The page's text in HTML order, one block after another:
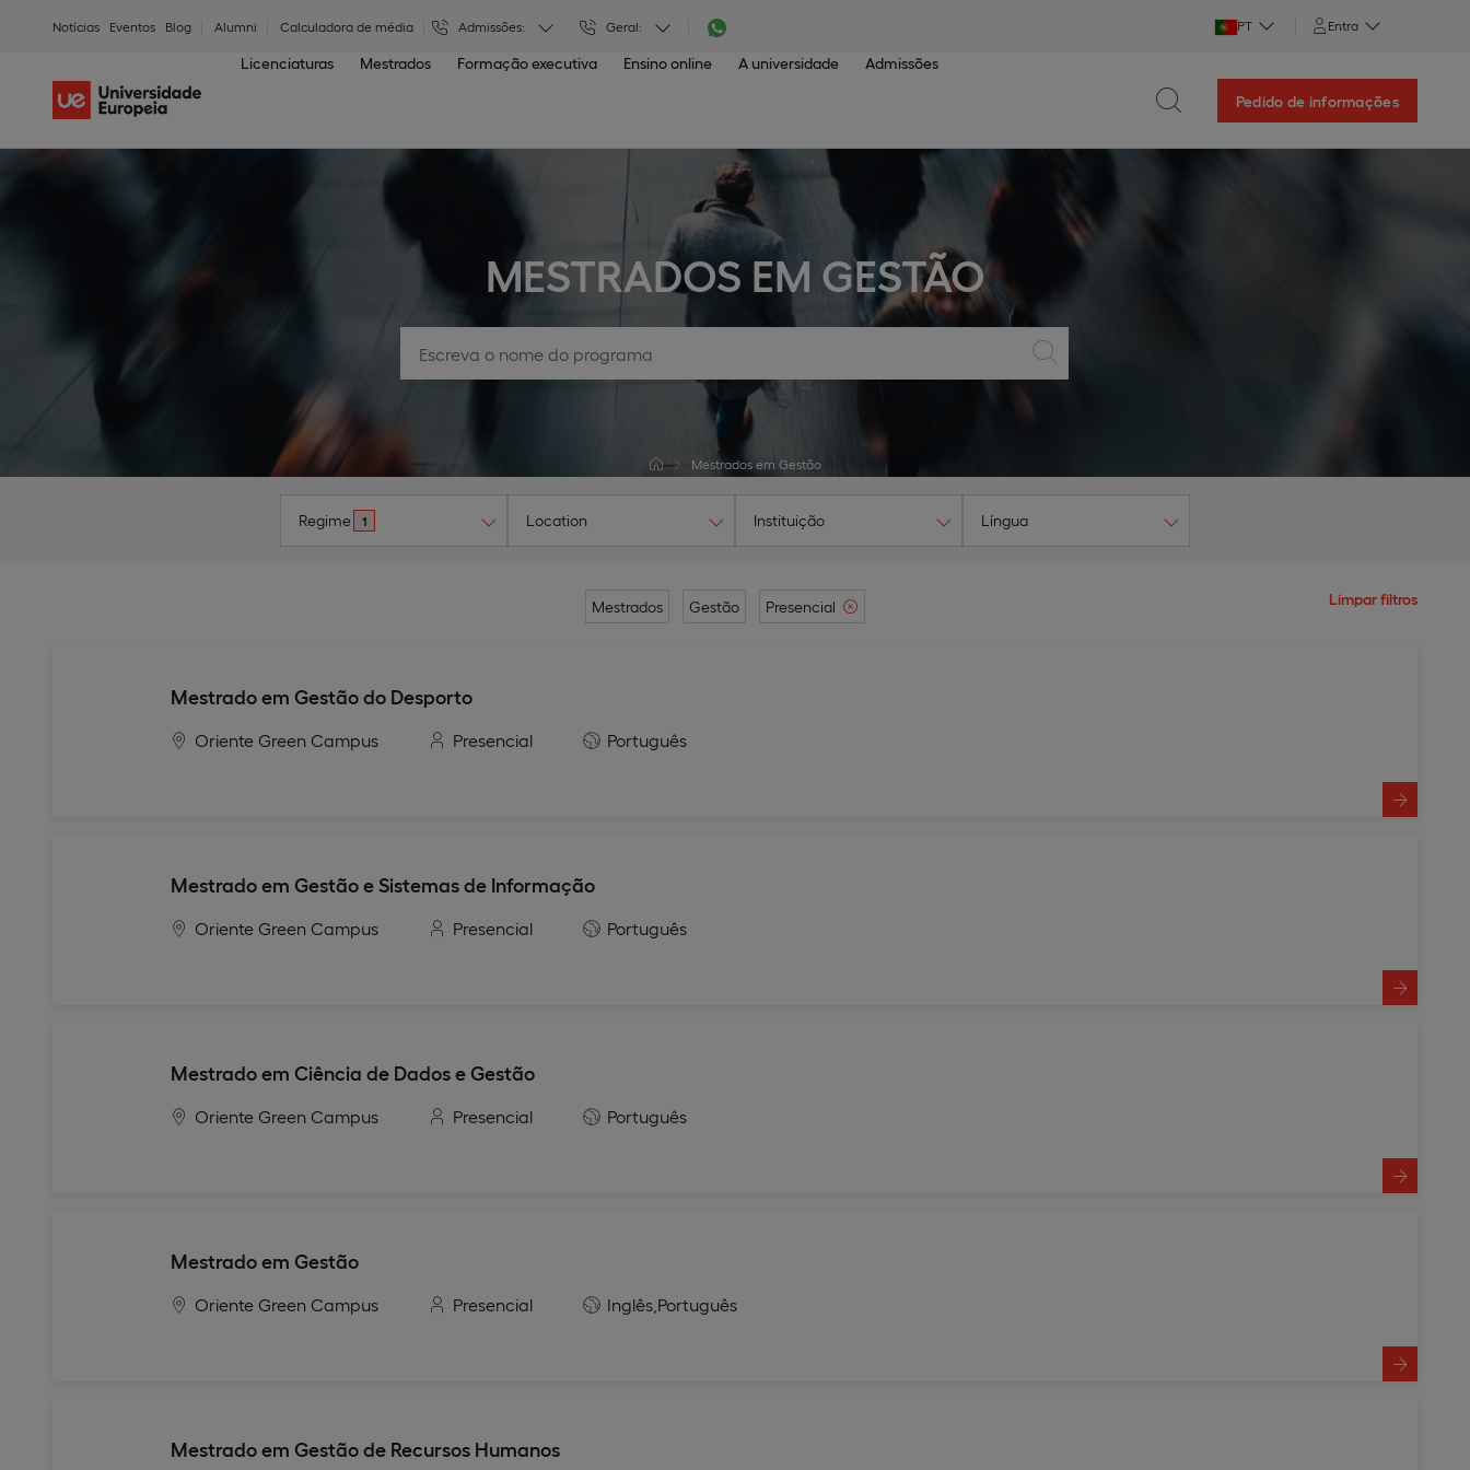
Notícias Eventos Blog Alumni Calculadora de média Admissões: Geral: PT Entra
Licenciaturas Mestrados Formação executiva Ensino online A universidade Admissões
Pedido de informações
MESTRADOS EM GESTÃO
Mestrados em Gestão
Regime 1 Location Instituição Língua
Mestrados Gestão Presencial Limpar filtros
Mestrado em Gestão do Desporto
Oriente Green Campus Presencial Português
Mestrado em Gestão e Sistemas de Informação
Oriente Green Campus Presencial Português
Mestrado em Ciência de Dados e Gestão
Oriente Green Campus Presencial Português
Mestrado em Gestão
Oriente Green Campus Presencial Inglês, Português
Mestrado em Gestão de Recursos Humanos